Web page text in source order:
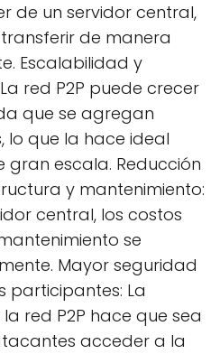
de un servidor central,
de manera
Escalabilidad y
red P2P puede crecer
que se agregan
lo que la hace ideal
escala. Reducción
y mantenimiento:
central, los costos
se
Mayor seguridad
participantes: La
red P2P hace que sea
acceder a la